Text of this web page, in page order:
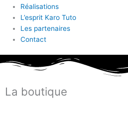
Réalisations
L’esprit Karo Tuto
Les partenaires
Contact
La boutique